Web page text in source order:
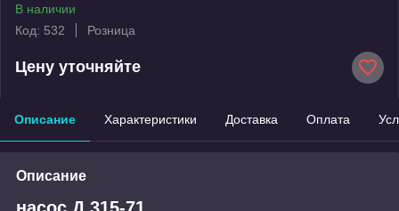
В наличии
Код: 532
Розница
Цену уточняйте
Описание Характеристики Доставка Оплата
Описание